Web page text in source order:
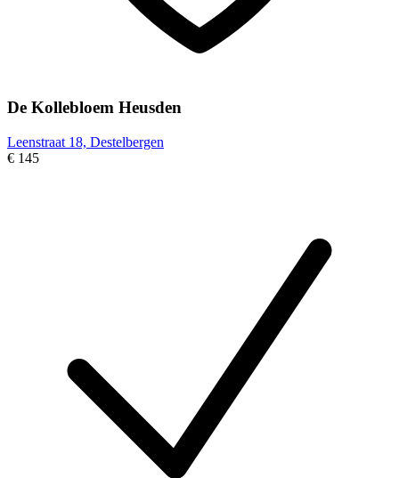
De Kollebloem Heusden
Leenstraat 18, Destelbergen
€ 145